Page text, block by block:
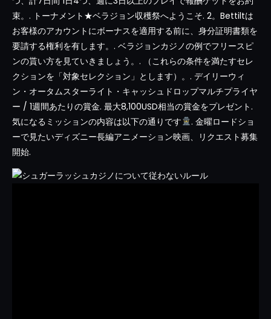
束。. トーナメント★ベラジョン収穫祭へようこそ. 2。Bettiltは
お客様のアカウントにボーナスを適用する前に、身分証明書類を
要請する権利を有します。. ベラジョンカジノの例でフリースピ
ンの貰い方を見ていきましょう。. （これらの条件を満たすセレ
クションを「対象セレクション」とします）。. デイリーウィ
ン・オータムスターライト・キャッシュドロップマルチプライヤ
ー / 1週間あたりの賞金. 最大8,100USD相当の賞金をプレゼント.
気になるミッションの内容は以下の通りです
. 金曜ロードショ
ーで見たいディズニー長編アニメーション映画、リクエスト募集
開始.